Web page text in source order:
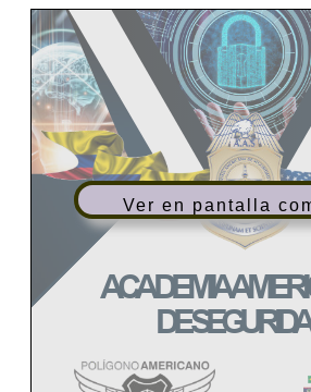
Ver en pantalla